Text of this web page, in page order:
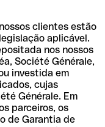
clientes estão
aplicável.
nos nossos
Société Générale,
investida em
cujas
Générale. Em
parceiros, os
de Garantia de